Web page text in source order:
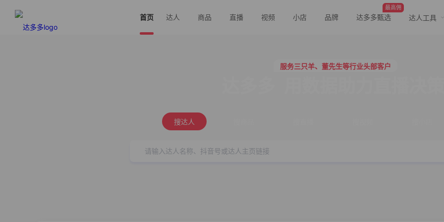
首页 达人 商品 直播 视频 小店 品牌
最高佣
达多多甄选 达人工具
服务三只羊、董先生等行业头部客户
搜达人